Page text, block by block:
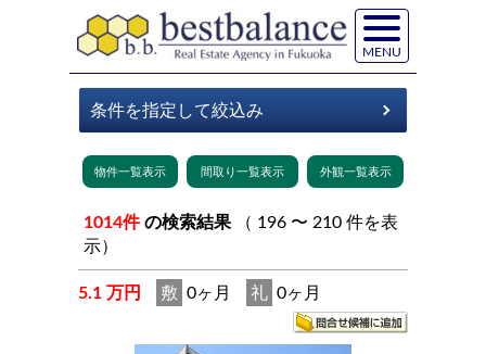
MENU
1014件 の検索結果
示）
5.1 万円 敷 0ヶ月 礼 0ヶ月